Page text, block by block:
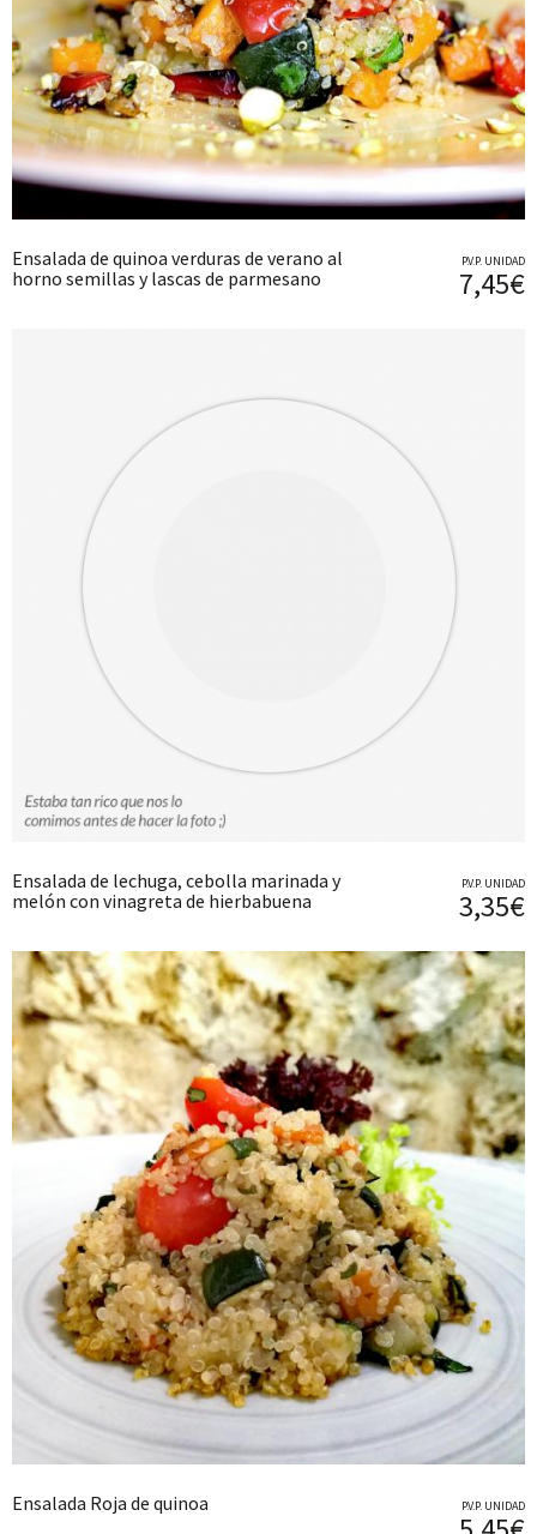
Ensalada de quinoa verduras de verano al
horno semillas y lascas de parmesano
P.V.P. UNIDAD
7,45€
Ensalada de lechuga, cebolla marinada y
melón con vinagreta de hierbabuena
P.V.P. UNIDAD
3,35€
Ensalada Roja de quinoa P.V.P. UNIDAD